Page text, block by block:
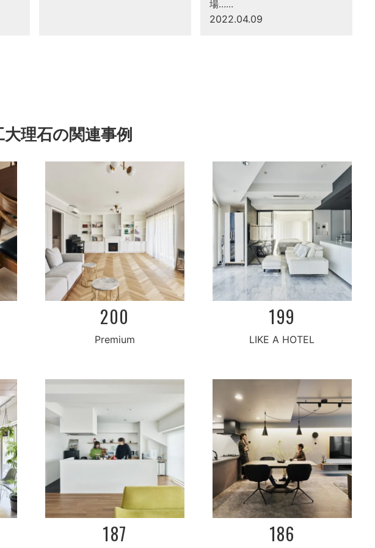
場……
2022.04.09
理石の関連事例
200
Premium
199
LIKE A HOTEL
187 186